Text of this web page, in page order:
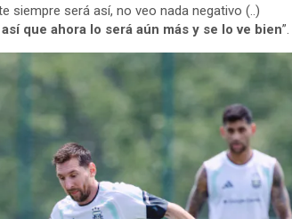
siempre será así, no veo nada negativo (..)
que ahora lo será aún más y se lo ve bien”.